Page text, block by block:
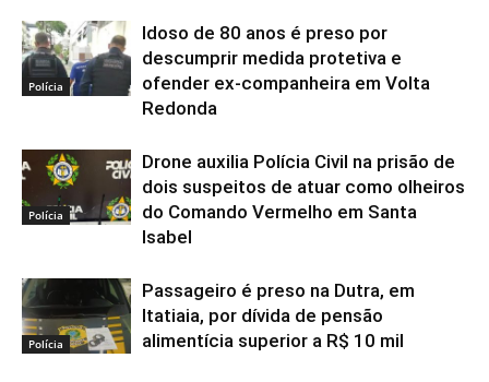
Polícia
Idoso de 80 anos é preso por
descumprir medida protetiva e
ofender ex-companheira em Volta
Redonda
Polícia
Drone auxilia Polícia Civil na prisão de
dois suspeitos de atuar como olheiros
do Comando Vermelho em Santa
Isabel
Polícia
Passageiro é preso na Dutra, em
Itatiaia, por dívida de pensão
alimentícia superior a R$ 10 mil